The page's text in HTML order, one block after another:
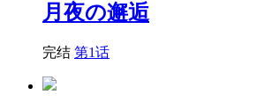
月夜の邂逅
完结 第1话